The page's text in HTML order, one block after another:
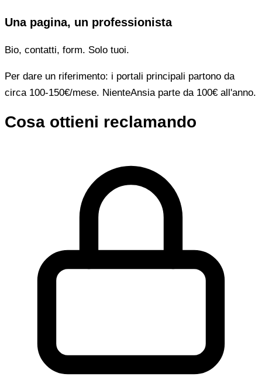
Una pagina, un professionista
Bio, contatti, form. Solo tuoi.
Per dare un riferimento: i portali principali partono da
circa 100-150€/mese. NienteAnsia parte da 100€ all'anno.
Cosa ottieni reclamando